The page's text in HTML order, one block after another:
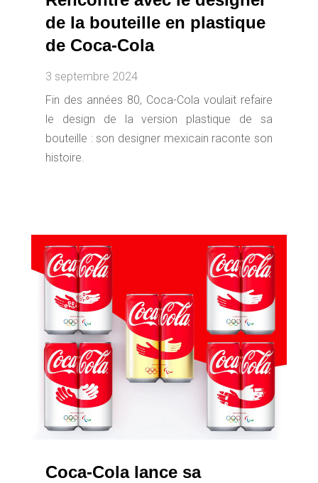
de la bouteille en plastique
de Coca-Cola
3 septembre 2024
Fin des années 80, Coca-Cola voulait refaire
le design de la version plastique de sa
bouteille : son designer mexicain raconte son
histoire.
Coca-Cola lance sa